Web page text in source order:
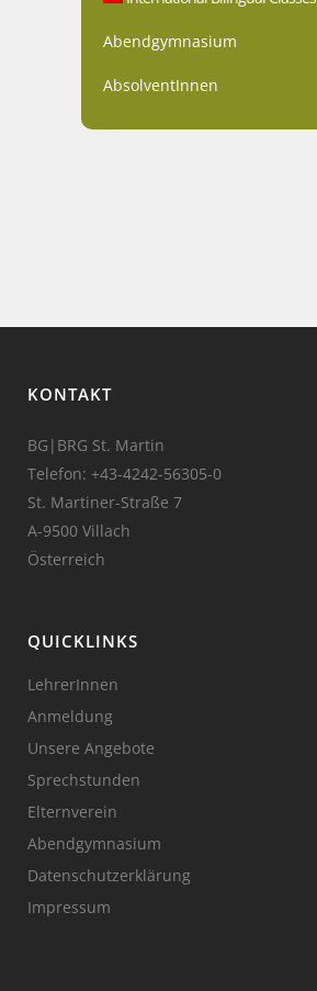
Abendgymnasium
AbsolventInnen
KONTAKT
BG|BRG St. Martin
Telefon: +43-4242-56305-0
St. Martiner-Straße 7
A-9500 Villach
Österreich
QUICKLINKS
LehrerInnen
Anmeldung
Unsere Angebote
Sprechstunden
Elternverein
Abendgymnasium
Datenschutzerklärung
Impressum